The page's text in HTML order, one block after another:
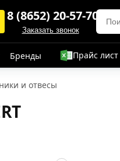
8 (8652) 20-57-70
Заказать звонок
Бренды Прайс лист
и отвесы